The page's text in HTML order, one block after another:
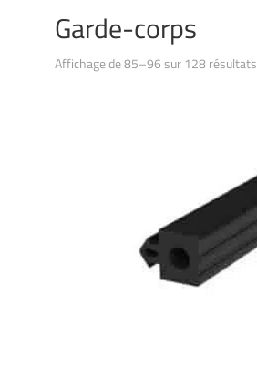
Garde-corps
Affichage de 85–96 sur 128 résultats